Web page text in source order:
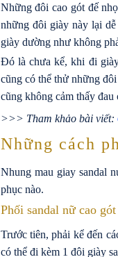
Những đôi cao gót đế
những đôi giày này lại
giày dường như không
Đó là chưa kể, khi đi
cũng có thể thử những
cũng không cảm thấy đau
>>> Tham khảo bài viết:
Những cách
Nhung mau giay sandal
phục nào.
Phối sandal nữ cao
Trước tiên, phải kể đến
có thể đi kèm 1 đôi giày